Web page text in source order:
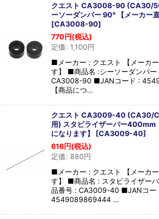
クエスト CA3008-90 (CA30/
ーソーダンパー 90° 【メーカー
[CA3008-90]
770円(税込)
定価: 1,100円
■メーカー : クエスト 【メーカ
す】 ■商品名 :シーソーダンパ
CA3008-90 ■JANコード :
【商品につ…
クエスト CA3009-40 (CA30/
用) スタビライザーバー400mm
になります】 [CA3009-40]
616円(税込)
定価: 880円
■メーカー : クエスト 【メーカ
す】 ■商品名 : スタビライザー
品番号 : CA3009-40 ■JANコー
4549089869444 …